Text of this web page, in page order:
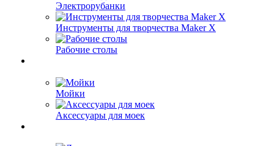
Электрорубанки
Инструменты для творчества Maker X
Рабочие столы
Мойки
Аксессуары для моек